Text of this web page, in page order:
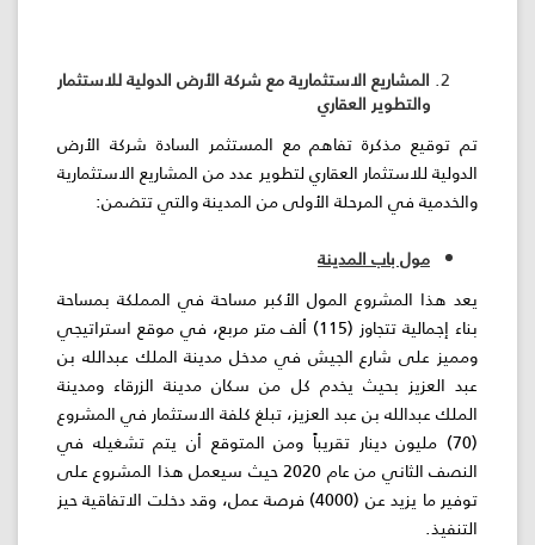
المشاريع الاستثمارية مع شركة الأرض الدولية للاستثمار
والتطوير العقاري
تم توقيع مذكرة تفاهم مع المستثمر السادة شركة الأرض
الدولية للاستثمار العقاري لتطوير عدد من المشاريع الاستثمارية
والخدمية في المرحلة الأولى من المدينة والتي تتضمن:
مول باب المدينة
يعد هذا المشروع المول الأكبر مساحة في المملكة بمساحة
بناء إجمالية تتجاوز (115) ألف متر مربع، في موقع استراتيجي
ومميز على شارع الجيش في مدخل مدينة الملك عبدالله بن
عبد العزيز بحيث يخدم كل من سكان مدينة الزرقاء ومدينة
الملك عبدالله بن عبد العزيز، تبلغ كلفة الاستثمار في المشروع
(70) مليون دينار تقريباً ومن المتوقع أن يتم تشغيله في
النصف الثاني من عام 2020 حيث سيعمل هذا المشروع على
توفير ما يزيد عن (4000) فرصة عمل، وقد دخلت الاتفاقية حيز
التنفيذ.